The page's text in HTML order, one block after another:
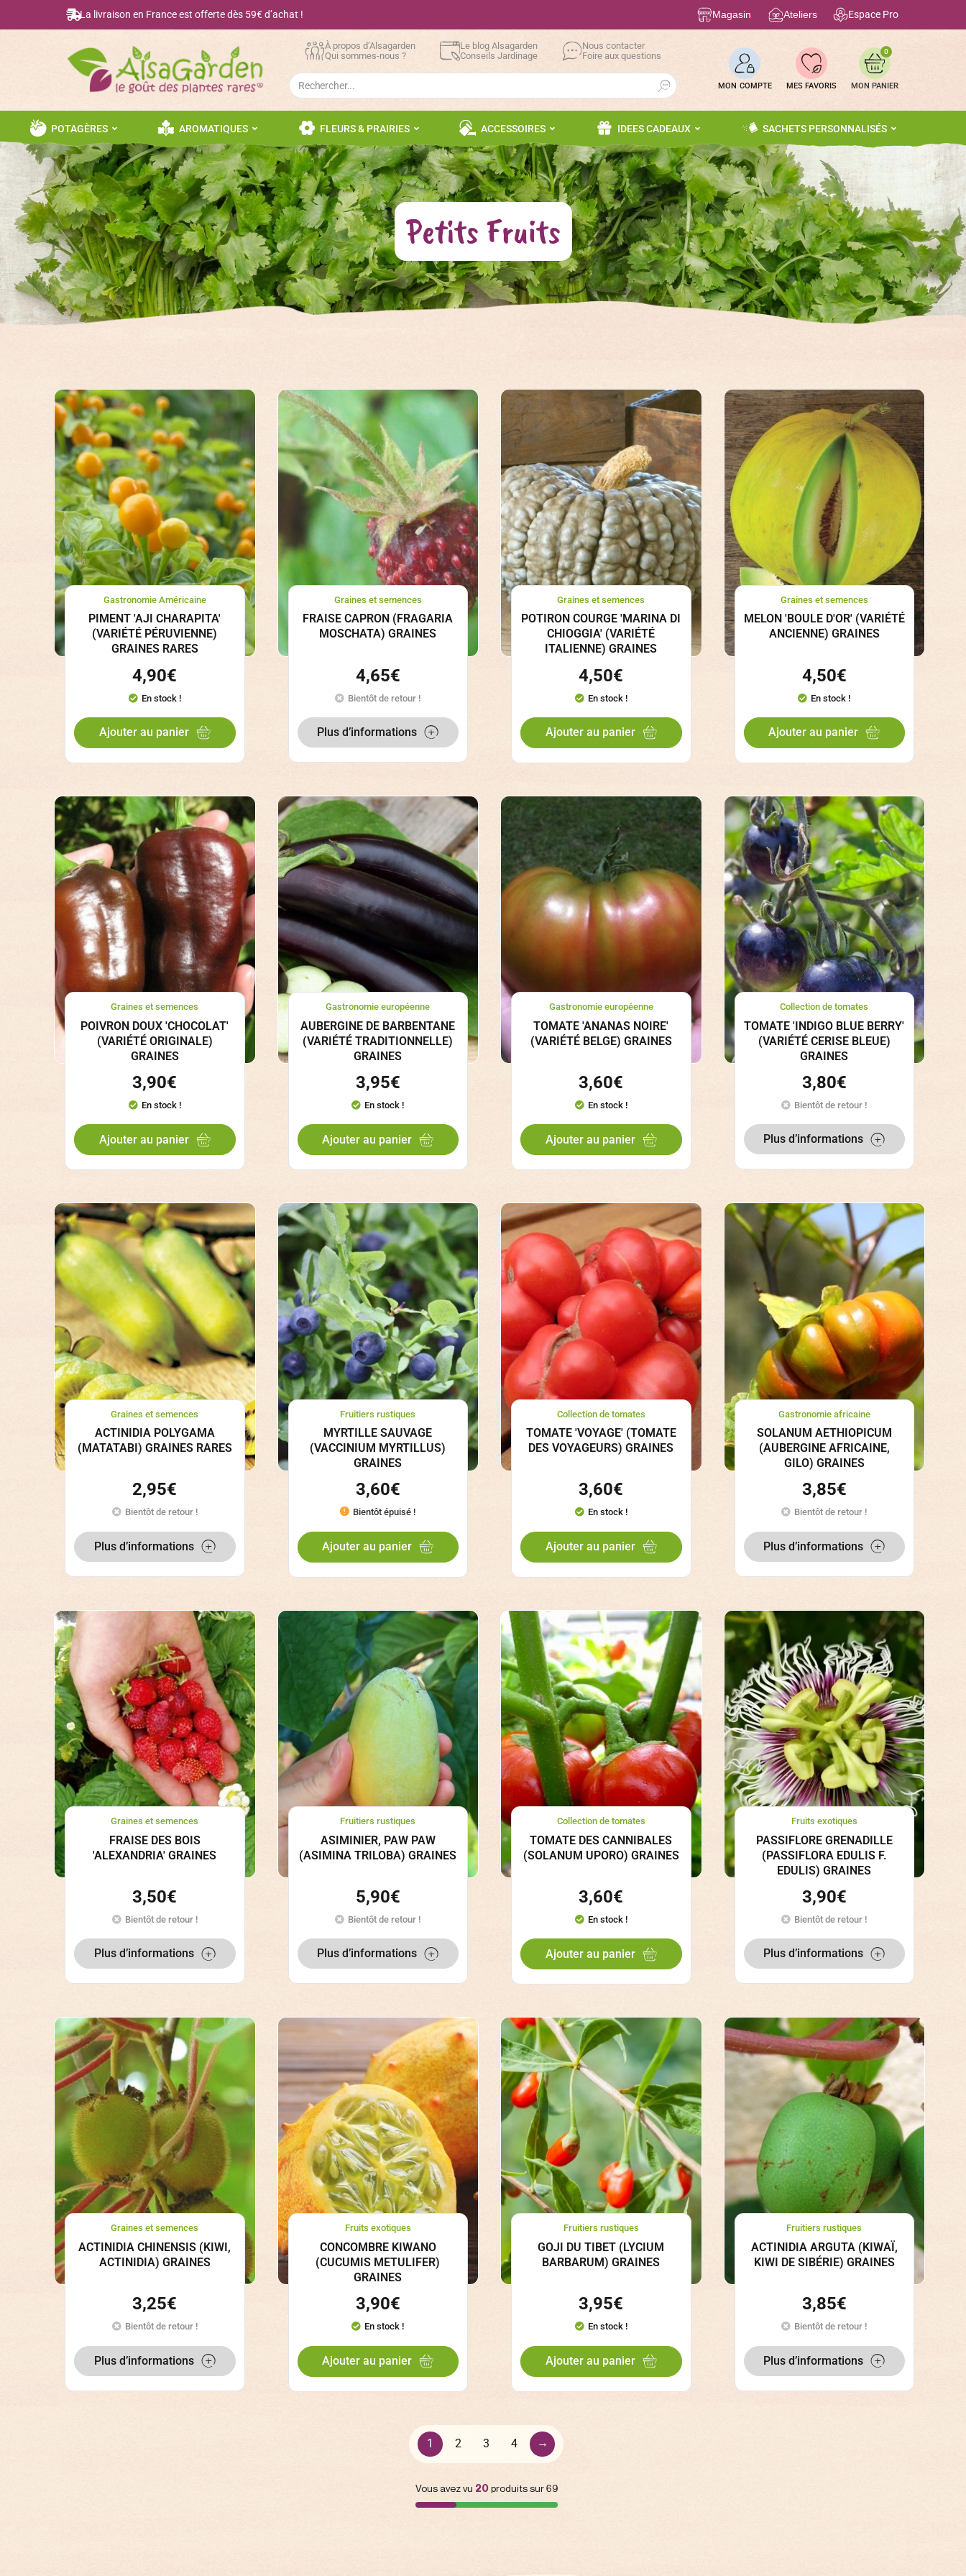
La livraison en France est offerte dès 59€ d’achat ! Magasin Ateliers Espace Pro
À propos d’Alsagarden
Qui sommes-nous ?
Le blog Alsagarden
Conseils Jardinage
Nous contacter
Foire aux questions
Search
for:
Search Button
MON COMPTE MES FAVORIS
0
POTAGÈRES AROMATIQUES FLEURS & PRAIRIES ACCESSOIRES IDEES CADEAUX SACHETS PERSONNALISÉS
Petits Fruits
Gastronomie Américaine
PIMENT 'AJI CHARAPITA'
(VARIÉTÉ PÉRUVIENNE)
GRAINES RARES
4,90€
En stock !
Ajouter au panier
Graines et semences
FRAISE CAPRON (FRAGARIA
MOSCHATA) GRAINES
4,65€
Bientôt de retour !
Plus d’informations
Graines et semences
POTIRON COURGE 'MARINA DI
CHIOGGIA' (VARIÉTÉ
ITALIENNE) GRAINES
4,50€
En stock !
Ajouter au panier
Graines et semences
MELON 'BOULE D'OR' (VARIÉTÉ
ANCIENNE) GRAINES
4,50€
En stock !
Ajouter au panier
Graines et semences
POIVRON DOUX 'CHOCOLAT'
(VARIÉTÉ ORIGINALE)
GRAINES
3,90€
En stock !
Ajouter au panier
Gastronomie européenne
AUBERGINE DE BARBENTANE
(VARIÉTÉ TRADITIONNELLE)
GRAINES
3,95€
En stock !
Ajouter au panier
Gastronomie européenne
TOMATE 'ANANAS NOIRE'
(VARIÉTÉ BELGE) GRAINES
3,60€
En stock !
Ajouter au panier
Collection de tomates
TOMATE 'INDIGO BLUE BERRY'
(VARIÉTÉ CERISE BLEUE)
GRAINES
3,80€
Bientôt de retour !
Plus d’informations
Graines et semences
ACTINIDIA POLYGAMA
(MATATABI) GRAINES RARES
2,95€
Bientôt de retour !
Plus d’informations
Fruitiers rustiques
MYRTILLE SAUVAGE
(VACCINIUM MYRTILLUS)
GRAINES
3,60€
Bientôt épuisé !
Ajouter au panier
Collection de tomates
TOMATE 'VOYAGE' (TOMATE
DES VOYAGEURS) GRAINES
3,60€
En stock !
Ajouter au panier
Gastronomie africaine
SOLANUM AETHIOPICUM
(AUBERGINE AFRICAINE,
GILO) GRAINES
3,85€
Bientôt de retour !
Plus d’informations
Graines et semences
FRAISE DES BOIS
'ALEXANDRIA' GRAINES
3,50€
Bientôt de retour !
Plus d’informations
Fruitiers rustiques
ASIMINIER, PAW PAW
(ASIMINA TRILOBA) GRAINES
5,90€
Bientôt de retour !
Plus d’informations
Collection de tomates
TOMATE DES CANNIBALES
(SOLANUM UPORO) GRAINES
3,60€
En stock !
Ajouter au panier
Fruits exotiques
PASSIFLORE GRENADILLE
(PASSIFLORA EDULIS F.
EDULIS) GRAINES
3,90€
Bientôt de retour !
Plus d’informations
Graines et semences
ACTINIDIA CHINENSIS (KIWI,
ACTINIDIA) GRAINES
3,25€
Bientôt de retour !
Plus d’informations
Fruits exotiques
CONCOMBRE KIWANO
(CUCUMIS METULIFER)
GRAINES
3,90€
En stock !
Ajouter au panier
Fruitiers rustiques
GOJI DU TIBET (LYCIUM
BARBARUM) GRAINES
3,95€
En stock !
Ajouter au panier
Fruitiers rustiques
ACTINIDIA ARGUTA (KIWAÏ,
KIWI DE SIBÉRIE) GRAINES
3,85€
Bientôt de retour !
Plus d’informations
1 2 3 4 →
Vous avez vu 20produits sur 69